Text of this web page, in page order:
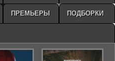
ПРЕМЬЕРЫ ПОДБОРКИ